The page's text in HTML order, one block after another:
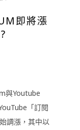
即將漲
與Youtube
「訂閱
調漲，其中以